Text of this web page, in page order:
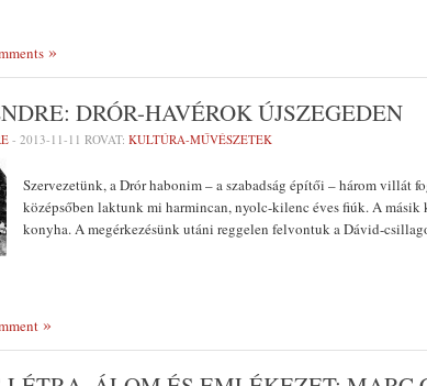
DRÓR-HAVÉROK ÚJSZEGEDEN
- 2013-11-11 ROVAT: KULTÚRA-MŰVÉSZETEK
Szervezetünk, a Drór habonim – a szabadság építői – három villát
középsőben laktunk mi harmincan, nyolc-kilenc éves fiúk. A másik
konyha. A megérkezésünk utáni reggelen felvontuk a Dávid-